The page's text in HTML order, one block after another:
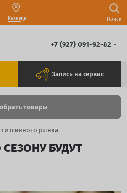
Кузнецк Поиск
+7 (927) 091-92-82
Запись на сервис
товары
шинного рынка
БУДУТ